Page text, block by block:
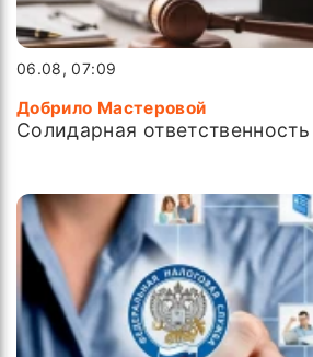
06.08, 07:09
Добрило Мастеровой
Солидарная